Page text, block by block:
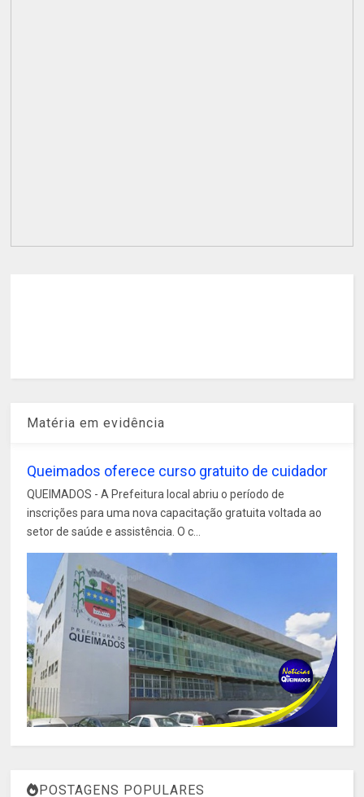
Matéria em evidência
Queimados oferece curso gratuito de cuidador
QUEIMADOS - A Prefeitura local abriu o período de
inscrições para uma nova capacitação gratuita voltada ao
setor de saúde e assistência. O c...
POSTAGENS POPULARES